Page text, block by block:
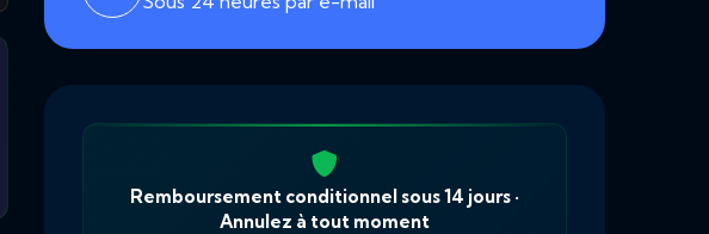
Remboursement conditionnel sous 14 jours ·
Annulez à tout moment